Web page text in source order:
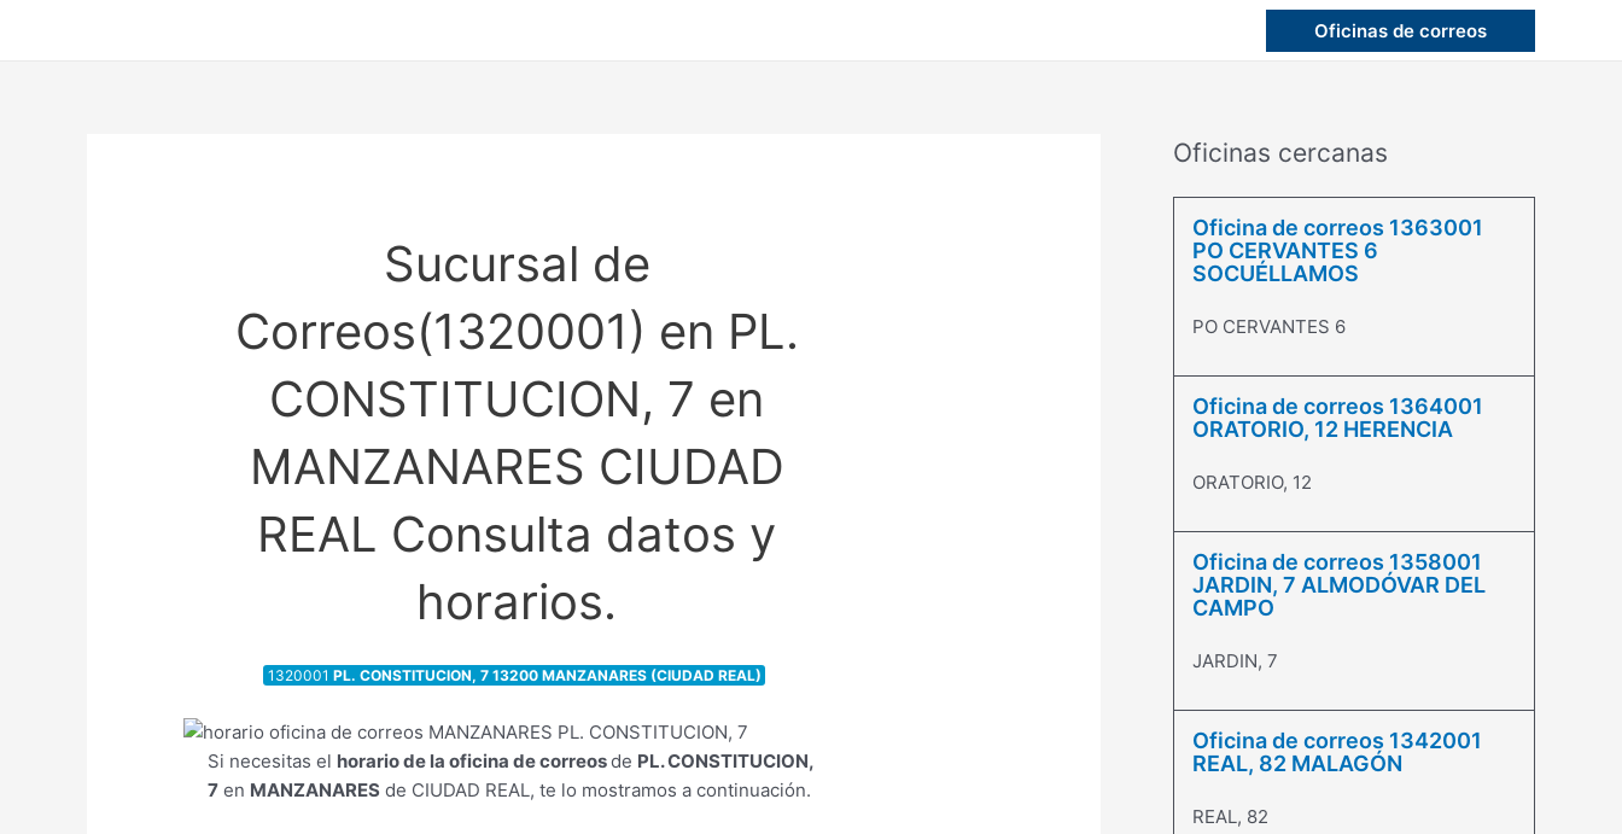
Oficinas de correos
Sucursal de
Correos(1320001) en PL.
CONSTITUCION, 7 en
MANZANARES CIUDAD
REAL Consulta datos y
horarios.
1320001 PL. CONSTITUCION, 7 13200 MANZANARES (CIUDAD REAL)
Si necesitas el horario de la oficina de correosde PL. CONSTITUCION,
7 en MANZANARES de CIUDAD REAL, te lo mostramos a continuación.
Oficinas cercanas
Oficina de correos 1363001
PO CERVANTES 6
SOCUÉLLAMOS
PO CERVANTES 6
Oficina de correos 1364001
ORATORIO, 12 HERENCIA
ORATORIO, 12
Oficina de correos 1358001
JARDIN, 7 ALMODÓVAR DEL
CAMPO
JARDIN, 7
Oficina de correos 1342001
REAL, 82 MALAGÓN
REAL, 82